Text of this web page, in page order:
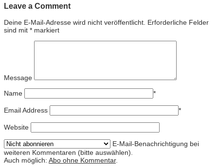
Leave a Comment
Deine E-Mail-Adresse wird nicht veröffentlicht. Erforderliche Felder
sind mit * markiert
Message
Name
*
Email Address *
Website
E-Mail-Benachrichtigung bei
weiteren Kommentaren (bitte auswählen).
Auch möglich: Abo ohne Kommentar.